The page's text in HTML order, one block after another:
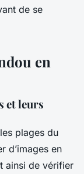
de se
en
et leurs
plages du
d’images en
ainsi de vérifier